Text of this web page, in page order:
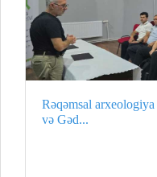
Rəqəmsal
və Gəd...